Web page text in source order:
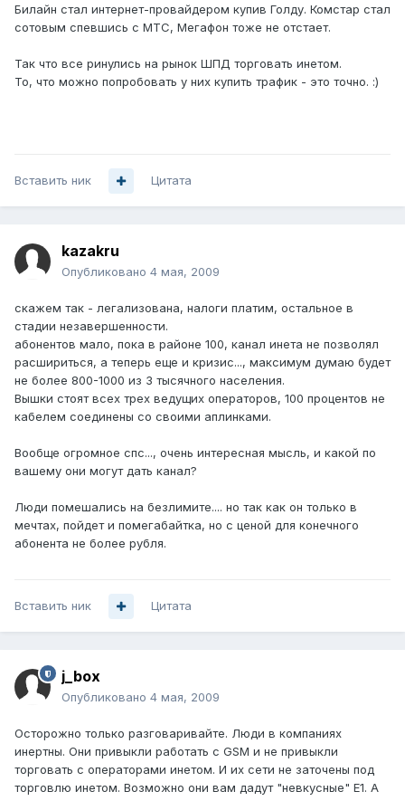
Билайн стал интернет-провайдером купив Голду. Комстар стал
сотовым спевшись с МТС, Мегафон тоже не отстает.
Так что все ринулись на рынок ШПД торговать инетом.
То, что можно попробовать у них купить трафик - это точно. :)
Вставить ник Цитата
kazakru
Опубликовано 4 мая, 2009
скажем так - легализована, налоги платим, остальное в
стадии незавершенности.
абонентов мало, пока в районе 100, канал инета не позволял
расшириться, а теперь еще и кризис..., максимум думаю будет
не более 800-1000 из 3 тысячного населения.
Вышки стоят всех трех ведущих операторов, 100 процентов не
кабелем соединены со своими аплинками.
Вообще огромное спс..., очень интересная мысль, и какой по
вашему они могут дать канал?
Люди помешались на безлимите.... но так как он только в
мечтах, пойдет и помегабайтка, но с ценой для конечного
абонента не более рубля.
Вставить ник Цитата
j_box
Опубликовано 4 мая, 2009
Осторожно только разговаривайте. Люди в компаниях
инертны. Они привыкли работать с GSM и не привыкли
торговать с операторами инетом. И их сети не заточены под
торговлю инетом. Возможно они вам дадут "невкусные" Е1. А